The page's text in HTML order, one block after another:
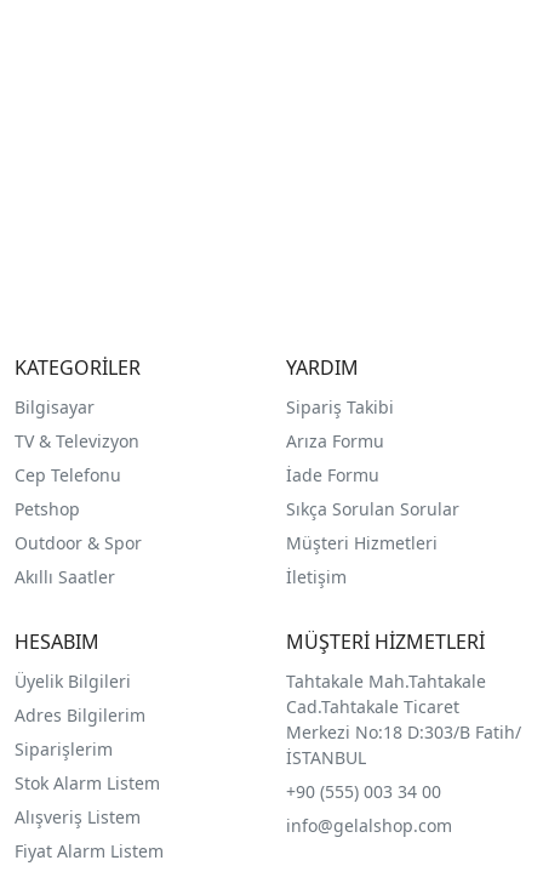
KATEGORİLER
Bilgisayar
TV & Televizyon
Cep Telefonu
Petshop
Outdoor & Spor
Akıllı Saatler
YARDIM
Sipariş Takibi
Arıza Formu
İade Formu
Sıkça Sorulan Sorular
Müşteri Hizmetleri
İletişim
HESABIM
Üyelik Bilgileri
Adres Bilgilerim
Siparişlerim
Stok Alarm Listem
Alışveriş Listem
Fiyat Alarm Listem
MÜŞTERİ HİZMETLERİ
Tahtakale Mah.Tahtakale
Cad.Tahtakale Ticaret
Merkezi No:18 D:303/B Fatih/
İSTANBUL
+90 (555) 003 34 00
info@gelalshop.com